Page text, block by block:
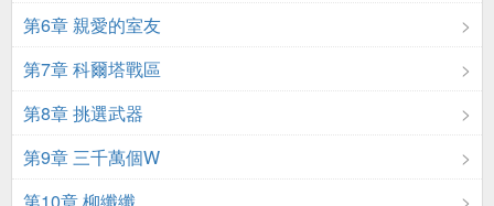
第6章 親愛的室友
第7章 科爾塔戰區
第8章 挑選武器
第9章 三千萬個W